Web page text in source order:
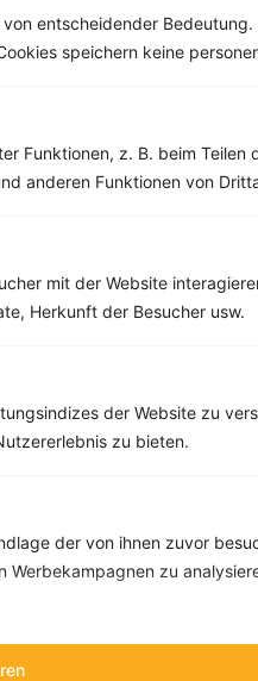
entscheidender Bedeutung.
speichern keine
Funktionen, z. B. beim Teilen
anderen Funktionen von
mit der Website
Herkunft der Besucher usw.
der Website zu
zu bieten.
der von ihnen zuvor
Werbekampagnen zu
Smoothie
g
500 kcal
Baguette mit Tomaten und veganem Mozzarella